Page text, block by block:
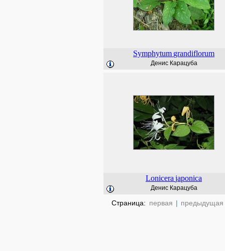
Symphytum grandiflorum
Денис Карацуба
Lonicera japonica
Денис Карацуба
Страница: первая | предыдущая